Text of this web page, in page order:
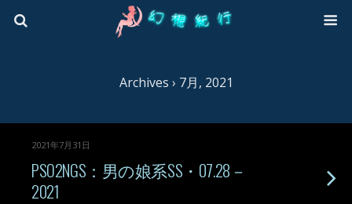
Archives › 7月, 2021
2021年7月31日
PSO2NGS：男の娘系SS・07.28－
2021